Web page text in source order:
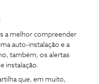
a melhor compreender
auto-instalação e a
também, os alertas
instalação.
que, em muito,